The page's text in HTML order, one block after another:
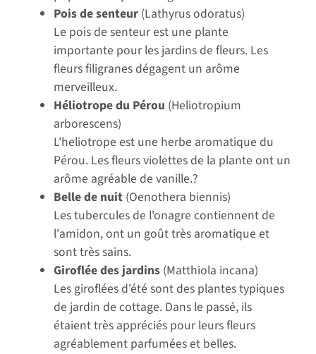
Pois de senteur (Lathyrus odoratus)
Le pois de senteur est une plante
importante pour les jardins de fleurs. Les
fleurs filigranes dégagent un arôme
merveilleux.
Héliotrope du Pérou (Heliotropium
arborescens)
L'heliotrope est une herbe aromatique du
Pérou. Les fleurs violettes de la plante ont un
arôme agréable de vanille.?
Belle de nuit (Oenothera biennis)
Les tubercules de l'onagre contiennent de
l'amidon, ont un goût très aromatique et
sont très sains.
Giroflée des jardins (Matthiola incana)
Les giroflées d'été sont des plantes typiques
de jardin de cottage. Dans le passé, ils
étaient très appréciés pour leurs fleurs
agréablement parfumées et belles.